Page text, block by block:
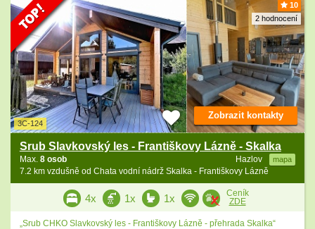
10
2 hodnocení
3C-124
Srub Slavkovský les - Františkovy Lázně - Skalka
Hazlov mapa
Max. 8 osob
7.2 km vzdušně od Chata vodní nádrž Skalka - Františkovy Lázně
Zobrazit kontakty
4x 1x 1x
Ceník
ZDE
„Srub CHKO Slavkovský les - Františkovy Lázně - přehrada Skalka“